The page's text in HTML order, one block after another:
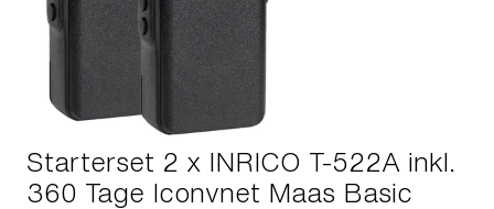
Starterset 2 x INRICO T-522A inkl.
360 Tage Iconvnet Maas Basic